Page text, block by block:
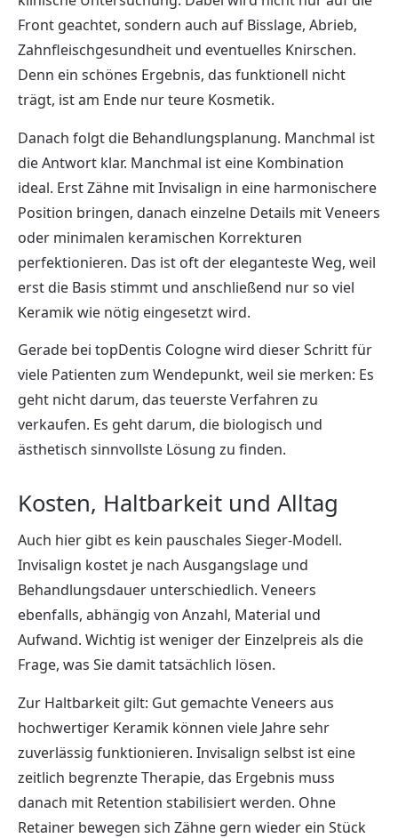
Front geachtet, sondern auch auf Bisslage, Abrieb,
Zahnfleischgesundheit und eventuelles Knirschen.
Denn ein schönes Ergebnis, das funktionell nicht
trägt, ist am Ende nur teure Kosmetik.
Danach folgt die Behandlungsplanung. Manchmal ist
die Antwort klar. Manchmal ist eine Kombination
ideal. Erst Zähne mit Invisalign in eine harmonischere
Position bringen, danach einzelne Details mit Veneers
oder minimalen keramischen Korrekturen
perfektionieren. Das ist oft der eleganteste Weg, weil
erst die Basis stimmt und anschließend nur so viel
Keramik wie nötig eingesetzt wird.
Gerade bei topDentis Cologne wird dieser Schritt für
viele Patienten zum Wendepunkt, weil sie merken: Es
geht nicht darum, das teuerste Verfahren zu
verkaufen. Es geht darum, die biologisch und
ästhetisch sinnvollste Lösung zu finden.
Kosten, Haltbarkeit und Alltag
Auch hier gibt es kein pauschales Sieger-Modell.
Invisalign kostet je nach Ausgangslage und
Behandlungsdauer unterschiedlich. Veneers
ebenfalls, abhängig von Anzahl, Material und
Aufwand. Wichtig ist weniger der Einzelpreis als die
Frage, was Sie damit tatsächlich lösen.
Zur Haltbarkeit gilt: Gut gemachte Veneers aus
hochwertiger Keramik können viele Jahre sehr
zuverlässig funktionieren. Invisalign selbst ist eine
zeitlich begrenzte Therapie, das Ergebnis muss
danach mit Retention stabilisiert werden. Ohne
Retainer bewegen sich Zähne gern wieder ein Stück